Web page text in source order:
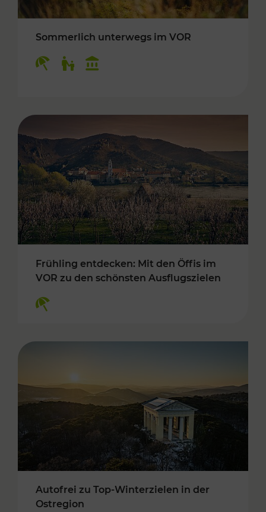
Sommerlich unterwegs im VOR
Frühling entdecken: Mit den Öffis im
VOR zu den schönsten Ausflugszielen
Autofrei zu Top-Winterzielen in der
Ostregion